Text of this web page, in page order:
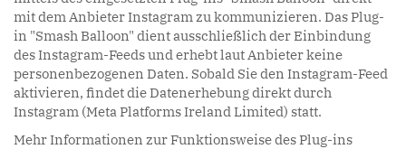
mit dem Anbieter Instagram zu kommunizieren. Das Plug-
in "Smash Balloon" dient ausschließlich der Einbindung
des Instagram-Feeds und erhebt laut Anbieter keine
personenbezogenen Daten. Sobald Sie den Instagram-Feed
aktivieren, findet die Datenerhebung direkt durch
Instagram (Meta Platforms Ireland Limited) statt.
Mehr Informationen zur Funktionsweise des Plug-ins